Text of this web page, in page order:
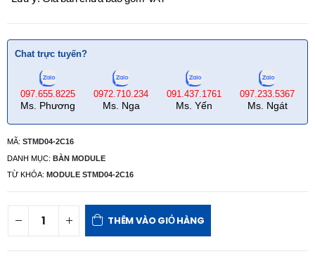
Chat trực tuyến?
097.655.8225
Ms. Phương
0972.710.234
Ms. Nga
091.437.1761
Ms. Yến
097.233.5367
Ms. Ngát
MÃ: STMD04-2C16
DANH MỤC: BÀN MODULE
TỪ KHÓA: MODULE STMD04-2C16
THÊM VÀO GIỎ HÀNG